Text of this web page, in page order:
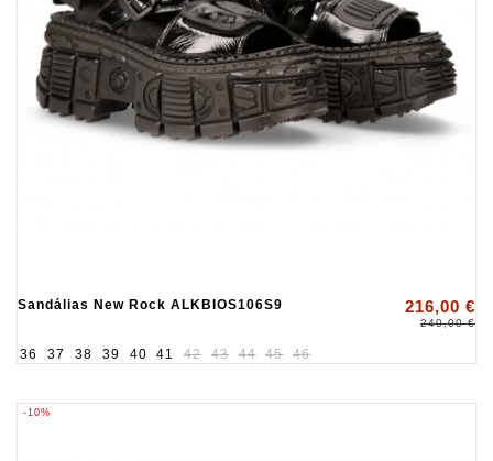
Sandálias New Rock ALKBIOS106S9 216,00 €
240,00 €
36 37 38 39 40 41 42 43 44 45 46
-10%